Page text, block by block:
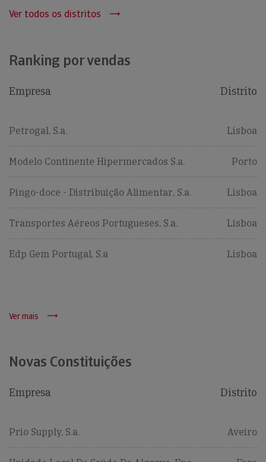
Ver todos os distritos
Ranking por vendas
Empresa Distrito
Petrogal, S.a. Lisboa
Modelo Continente Hipermercados S.a. Porto
Pingo-doce - Distribuição Alimentar, S.a. Lisboa
Transportes Aéreos Portugueses, S.a. Lisboa
Edp Gem Portugal, S.a Lisboa
Ver mais
Novas Constituições
Empresa Distrito
Prio Supply, S.a. Aveiro